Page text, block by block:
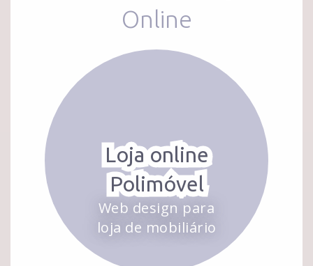
Online
Loja online
Polimóvel
Web design para
loja de mobiliário